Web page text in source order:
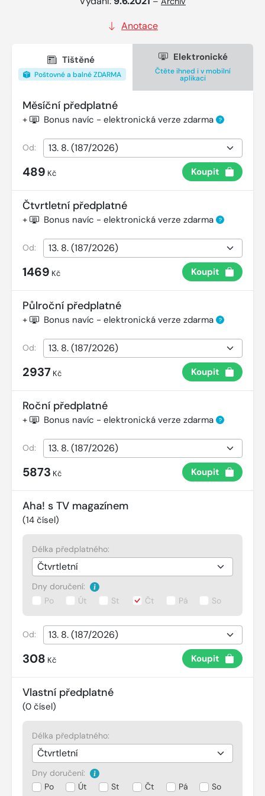
Anotace
Tištěné
Poštovné a balné ZDARMA
Elektronické
Čtěte ihned i v mobilní
aplikaci
Měsíční předplatné
+ Bonus navíc - elektronická verze zdarma ?
Od:
489 Kč Koupit
Čtvrtletní předplatné
+ Bonus navíc - elektronická verze zdarma ?
Od:
1469 Kč Koupit
Půlroční předplatné
+ Bonus navíc - elektronická verze zdarma ?
Od:
2937 Kč Koupit
Roční předplatné
+ Bonus navíc - elektronická verze zdarma ?
Od:
5873 Kč Koupit
Aha! s TV magazínem
(14 čísel)
Délka předplatného:
Dny doručení:
Po
Út St Čt Pá So
Od:
308 Kč Koupit
Vlastní předplatné
(0 čísel)
Délka předplatného:
Dny doručení:
Po
Út St Čt Pá So